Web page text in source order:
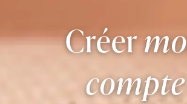
Créer
compte